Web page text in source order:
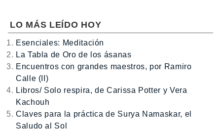
LO MÁS LEÍDO HOY
Esenciales: Meditación
La Tabla de Oro de los ásanas
Encuentros con grandes maestros, por Ramiro
Calle (II)
Libros/ Solo respira, de Carissa Potter y Vera
Kachouh
Claves para la práctica de Surya Namaskar, el
Saludo al Sol